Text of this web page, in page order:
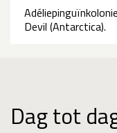
Devil (Antarctica).
Dag tot